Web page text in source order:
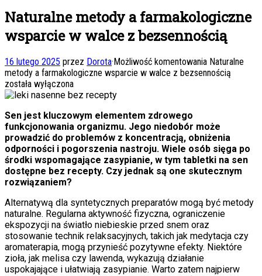
Naturalne metody a farmakologiczne
wsparcie w walce z bezsennością
16 lutego 2025 przez Dorota· Możliwość komentowania Naturalne
metody a farmakologiczne wsparcie w walce z bezsennością
została wyłączona
Sen jest kluczowym elementem zdrowego
funkcjonowania organizmu. Jego niedobór może
prowadzić do problemów z koncentracją, obniżenia
odporności i pogorszenia nastroju. Wiele osób sięga po
środki wspomagające zasypianie, w tym tabletki na sen
dostępne bez recepty. Czy jednak są one skutecznym
rozwiązaniem?
Alternatywą dla syntetycznych preparatów mogą być metody
naturalne. Regularna aktywność fizyczna, ograniczenie
ekspozycji na światło niebieskie przed snem oraz
stosowanie technik relaksacyjnych, takich jak medytacja czy
aromaterapia, mogą przynieść pozytywne efekty. Niektóre
zioła, jak melisa czy lawenda, wykazują działanie
uspokajające i ułatwiają zasypianie. Warto zatem najpierw